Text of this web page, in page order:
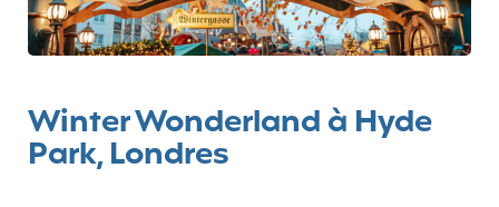
Winter Wonderland à Hyde
Park, Londres